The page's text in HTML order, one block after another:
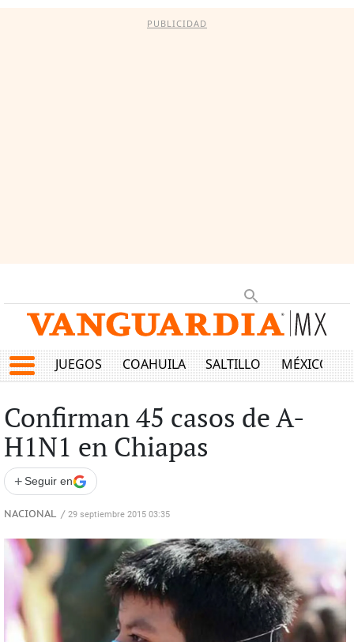
PUBLICIDAD
JUEGOS COAHUILA SALTILLO MÉXICO
Confirman 45 casos de A-
H1N1 en Chiapas
+ Seguir en
NACIONAL / 29 septiembre 2015 03:35